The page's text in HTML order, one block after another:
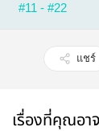
#11 - #22
แชร์
เรื่องที่คุณอา